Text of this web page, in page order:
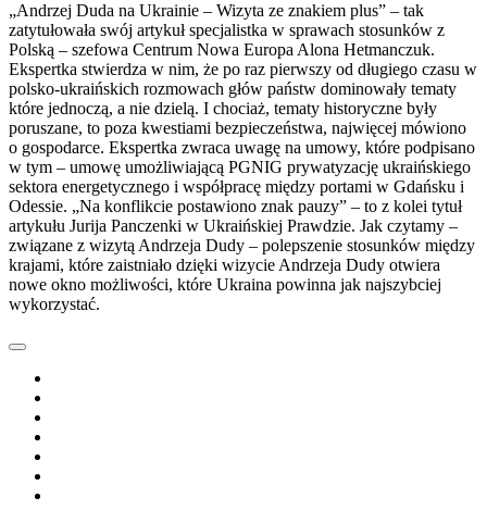
„Andrzej Duda na Ukrainie – Wizyta ze znakiem plus” – tak
zatytułowała swój artykuł specjalistka w sprawach stosunków z
Polską – szefowa Centrum Nowa Europa Alona Hetmanczuk.
Ekspertka stwierdza w nim, że po raz pierwszy od długiego czasu w
polsko-ukraińskich rozmowach głów państw dominowały tematy
które jednoczą, a nie dzielą. I chociaż, tematy historyczne były
poruszane, to poza kwestiami bezpieczeństwa, najwięcej mówiono
o gospodarce. Ekspertka zwraca uwagę na umowy, które podpisano
w tym – umowę umożliwiającą PGNIG prywatyzację ukraińskiego
sektora energetycznego i współpracę między portami w Gdańsku i
Odessie. „Na konflikcie postawiono znak pauzy” – to z kolei tytuł
artykułu Jurija Panczenki w Ukraińskiej Prawdzie. Jak czytamy –
związane z wizytą Andrzeja Dudy – polepszenie stosunków między
krajami, które zaistniało dzięki wizycie Andrzeja Dudy otwiera
nowe okno możliwości, które Ukraina powinna jak najszybciej
wykorzystać.